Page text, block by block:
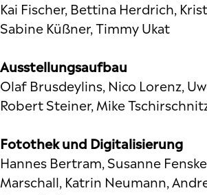
Kai Fischer, Bettina Herdrich,
Sabine Küßner, Timmy Ukat
Ausstellungsaufbau
Olaf Brusdeylins, Nico Lorenz,
Robert Steiner, Mike
Fotothek und Digitalisierung
Hannes Bertram, Susanne
Marschall, Katrin Neumann,